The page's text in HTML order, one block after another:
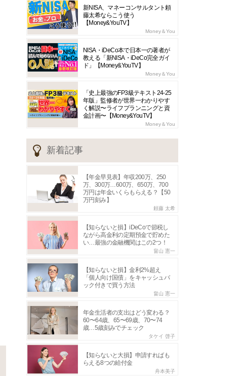
新NISA、マネーコンサルタント頼
藤太希ならこう使う
【Money&YouTV】
Money＆You
NISA・iDeCo本で日本一の著者が
教える「新NISA・iDeCo完全ガイ
ド」【Money&YouTV】
Money＆You
「史上最強のFP3級テキスト24-25
年版」監修者が世界一わかりやす
く解説〜ライフプランニングと資
金計画〜【Money&YouTV】
Money＆You
新着記事
【年金早見表】年収200万、250
万、300万…600万、650万、700
万円は年金いくらもらえる？【50
万円刻み】
頼藤 太希
【知らないと損】iDeCoで節税し
ながら高金利の定期預金で貯めた
い…最強の金融機関はこの2つ！
畠山 憲一
【知らないと損】金利2%超え
「個人向け国債」をキャッシュバ
ック付きで買う方法
畠山 憲一
年金生活者の支出はどう変わる？
60〜64歳、65〜69歳、70〜74
歳…5歳刻みでチェック
タケイ 啓子
【知らないと大損】申請すればも
らえる8つの給付金
舟本美子